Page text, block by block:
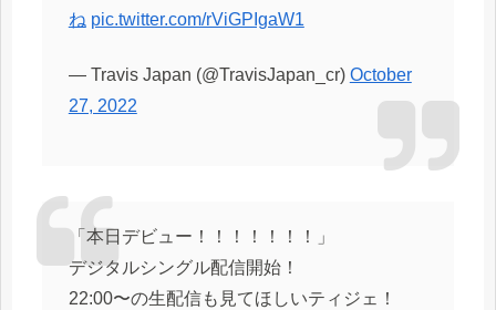
ね pic.twitter.com/rViGPIgaW1
— Travis Japan (@TravisJapan_cr) October
27, 2022
「本日デビュー！！！！！！！」
デジタルシングル配信開始！
22:00〜の生配信も見てほしいティジェ！